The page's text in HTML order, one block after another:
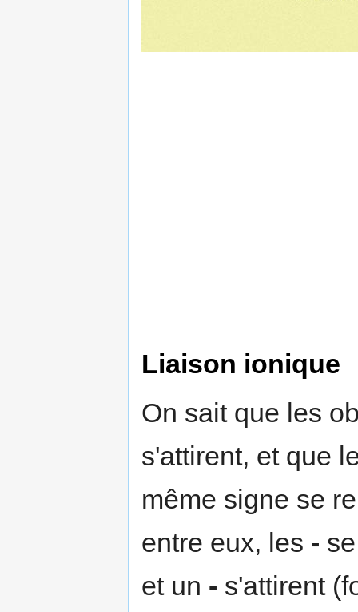
Liaison ionique
On sait que les
s'attirent, et que
même signe se
entre eux, les -
et un - s'attirent